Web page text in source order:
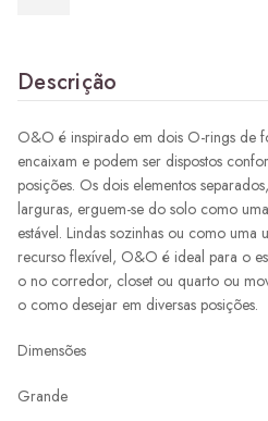
Descrição
O&O é inspirado em dois O-rings de
encaixam e podem ser dispostos
posições. Os dois elementos
larguras, erguem-se do solo como
estável. Lindas sozinhas ou como uma
recurso flexível, O&O é ideal para o
o no corredor, closet ou quarto ou
o como desejar em diversas posições.
Dimensões
Grande